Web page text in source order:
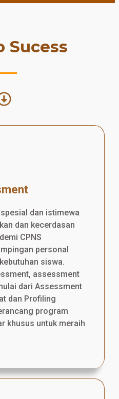
Sucess
dan istimewa
dan kecerdasan
CPNS
personal
siswa.
assessment
dari Assessment
dan Profiling
program
khusus untuk meraih